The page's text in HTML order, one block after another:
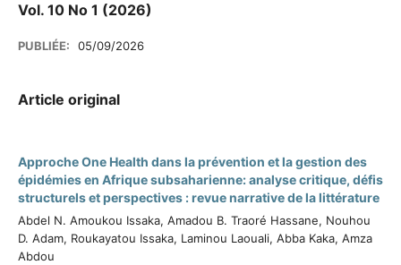
Vol. 10 No 1 (2026)
PUBLIÉE: 05/09/2026
Article original
Approche One Health dans la prévention et la gestion des
épidémies en Afrique subsaharienne: analyse critique, défis
structurels et perspectives : revue narrative de la littérature
Abdel N. Amoukou Issaka, Amadou B. Traoré Hassane, Nouhou
D. Adam, Roukayatou Issaka, Laminou Laouali, Abba Kaka, Amza
Abdou